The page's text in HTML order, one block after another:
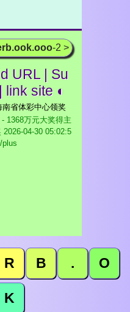
-2 >
URL | Su
link site ◐
省体彩中心领奖
1368万元大奖得主
2026-04-30 05:02:5
plus
R B . O
K